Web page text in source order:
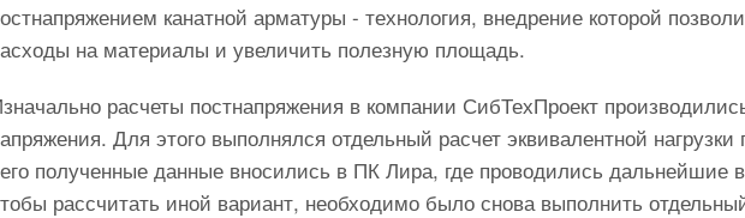
канатной арматуры - технология, внедрение которой
на материалы и увеличить полезную площадь.
расчеты постнапряжения в компании СибТехПроект
Для этого выполнялся отдельный расчет эквивалентной
полученные данные вносились в ПК Лира, где проводились дальнейшие
рассчитать иной вариант, необходимо было снова выполнить